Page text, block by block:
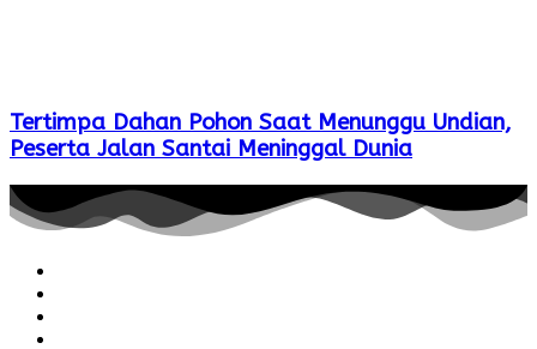
Tertimpa Dahan Pohon Saat Menunggu Undian,
Peserta Jalan Santai Meninggal Dunia